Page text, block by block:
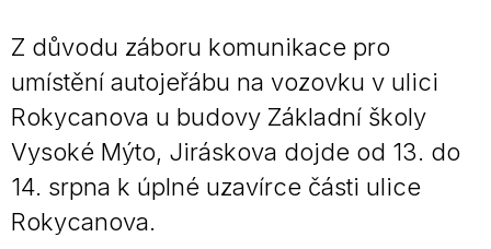
Z důvodu záboru komunikace pro
umístění autojeřábu na vozovku v ulici
Rokycanova u budovy Základní školy
Vysoké Mýto, Jiráskova dojde od 13. do
14. srpna k úplné uzavírce části ulice
Rokycanova.